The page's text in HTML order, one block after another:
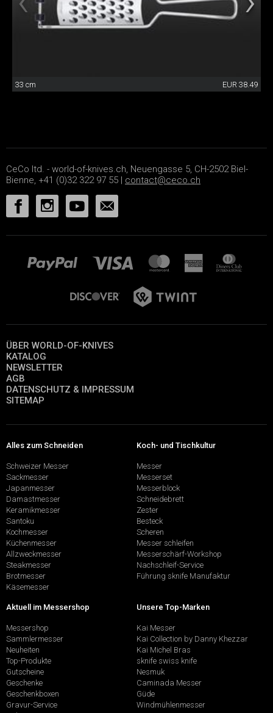
33 cm EUR 38.49
CeCo ltd. - world-of-knives.ch, Neuengasse 5, CH-2502 Biel-
Bienne, +41 (0)32 322 97 55 | contact@ceco.ch
ÜBER WORLD-OF-KNIVES
KATALOG
NEWSLETTER
AGB
DATENSCHUTZ & IMPRESSUM
SITEMAP
Alles zum Schneiden
Schweizer Messer
Sackmesser
Japanmesser
Damastmesser
Keramikmesser
Santoku
Kochmesser
Küchenmesser
Allzweckmesser
Steakmesser
Brotmesser
Käsemesser
Koch- und Tischkultur
Messer
Messerset
Messerblock
Schneidebrett
Zester
Besteck
Scheren
Messer schleifen
Messerschärf-Workshop
Nachschleif-Service
Führung sknife Manufaktur
Aktuell im Messershop
Messershop
Sammlermesser
Neuheiten
Top-Produkte
Gutscheine
Geschenke
Geschenkboxen
Gravur-Service
Unsere Top-Marken
Kai Messer
Kai Collection by Danny Khezzar
Kai Michel Bras
sknife swiss knife
Nesmuk
Caminada Messer
Güde
Windmühlenmesser